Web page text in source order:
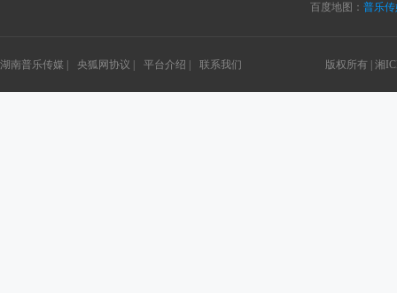
百度地图： 普乐
湖南普乐传媒 | 央狐网协议 | 平台介绍 | 联系我们 版权所有 | 湘